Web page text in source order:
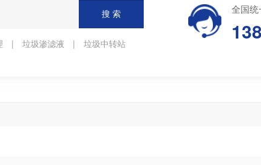
| 垃圾渗滤液 | 垃圾中转站
全国